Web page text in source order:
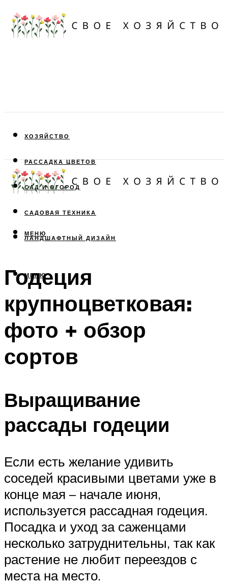
ХОЗЯЙСТВО
РАССАДКА ЦВЕТОВ
САД И ОГОРОД
САДОВАЯ ТЕХНИКА
ЛАНДШАФТНЫЙ ДИЗАЙН
МЕНЮ
МЕНЮ
Годеция
крупноцветковая:
фото + обзор
сортов
Выращивание
рассады годеции
Если есть желание удивить
соседей красивыми цветами уже в
конце мая – начале июня,
используется рассадная годеция.
Посадка и уход за саженцами
несколько затруднительны, так как
растение не любит переездов с
места на место.